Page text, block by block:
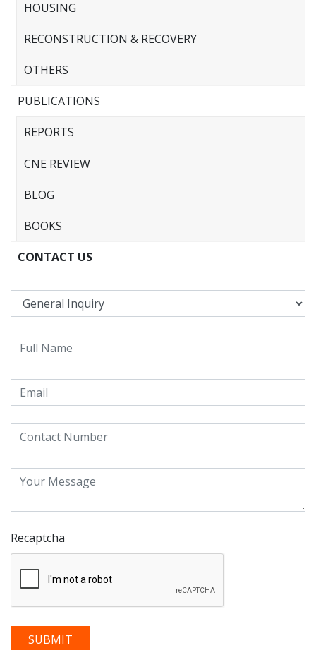
HOUSING
RECONSTRUCTION & RECOVERY
OTHERS
PUBLICATIONS
REPORTS
CNE REVIEW
BLOG
BOOKS
CONTACT US
Recaptcha